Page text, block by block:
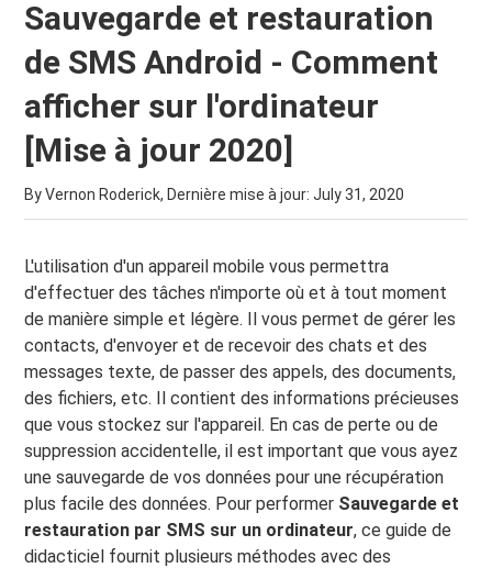
Sauvegarde et restauration
de SMS Android - Comment
afficher sur l'ordinateur
[Mise à jour 2020]
By Vernon Roderick, Dernière mise à jour:July 31, 2020
L'utilisation d'un appareil mobile vous permettra
d'effectuer des tâches n'importe où et à tout moment
de manière simple et légère. Il vous permet de gérer les
contacts, d'envoyer et de recevoir des chats et des
messages texte, de passer des appels, des documents,
des fichiers, etc. Il contient des informations précieuses
que vous stockez sur l'appareil. En cas de perte ou de
suppression accidentelle, il est important que vous ayez
une sauvegarde de vos données pour une récupération
plus facile des données. Pour performer Sauvegarde et
restauration par SMS sur un ordinateur, ce guide de
didacticiel fournit plusieurs méthodes avec des